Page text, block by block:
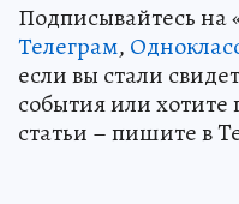
Подписывайтесь на
Телеграм,
если вы стали
события или
статьи – пишите в